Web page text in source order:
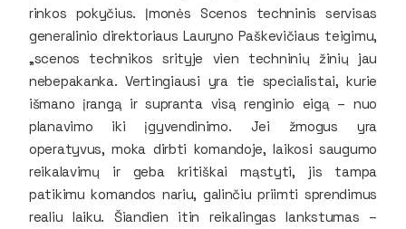
rinkos pokyčius. Įmonės Scenos techninis servisas
generalinio direktoriaus Lauryno Paškevičiaus teigimu,
„scenos technikos srityje vien techninių žinių jau
nebepakanka. Vertingiausi yra tie specialistai, kurie
išmano įrangą ir supranta visą renginio eigą – nuo
planavimo iki įgyvendinimo. Jei žmogus yra
operatyvus, moka dirbti komandoje, laikosi saugumo
reikalavimų ir geba kritiškai mąstyti, jis tampa
patikimu komandos nariu, galinčiu priimti sprendimus
realiu laiku. Šiandien itin reikalingas lankstumas –